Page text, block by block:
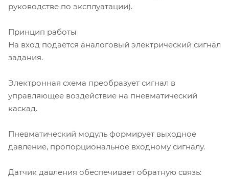
руководстве по эксплуатации).
Принцип работы
На вход подаётся аналоговый электрический сигнал
задания.
Электронная схема преобразует сигнал в
управляющее воздействие на пневматический
каскад.
Пневматический модуль формирует выходное
давление, пропорциональное входному сигналу.
Датчик давления обеспечивает обратную связь: